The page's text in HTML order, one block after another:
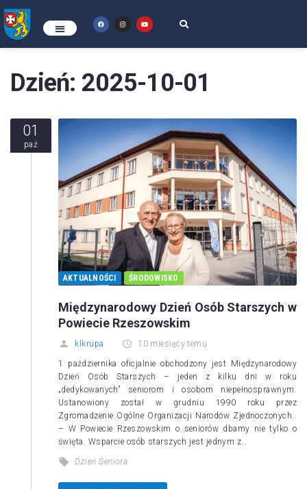
Dzień: 2025-10-01
01
paź
AKTUALNOŚCI ŚRODOWISKO
Międzynarodowy Dzień Osób Starszych w
Powiecie Rzeszowskim
klkrupa 10 miesięcy temu
1 października oficjalnie obchodzony jest Międzynarodowy
Dzień Osób Starszych – jeden z kilku dni w roku
„dedykowanych” seniorom i osobom niepełnosprawnym.
Ustanowiony został w grudniu 1990 roku przez
Zgromadzenie Ogólne Organizacji Narodów Zjednoczonych.
– W Powiecie Rzeszowskim o seniorów dbamy nie tylko o
święta. Wsparcie osób starszych jest jednym z…
Dzień Seniora